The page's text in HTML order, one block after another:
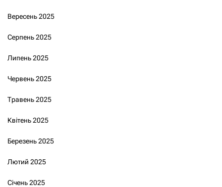
Вересень 2025
Серпень 2025
Липень 2025
Червень 2025
Травень 2025
Квітень 2025
Березень 2025
Лютий 2025
Січень 2025